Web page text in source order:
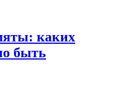
каких
быть